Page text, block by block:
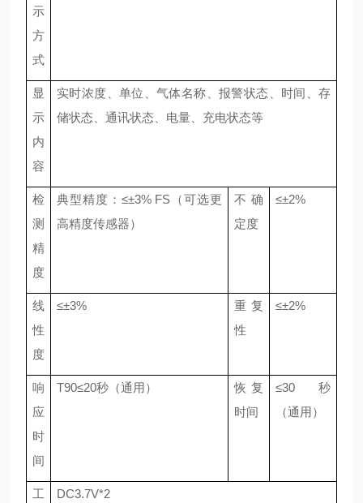
示
方
式
显
示
内
容
实时浓度、 单位、气体名称、 报警状态 、时间、存
储状态 通讯状态 、电量、充电状态等
检
测
精
度
典型精度： ≤±3% FS（可选更
高精度传感器）
不确
定度
≤±2%
线
性
度
≤±3% 重 复
性
≤±2%
响
应
时
间
T90≤20秒 （通用 ）
恢复
时间
≤30秒
（通用 ）
工 DC3.7V*2